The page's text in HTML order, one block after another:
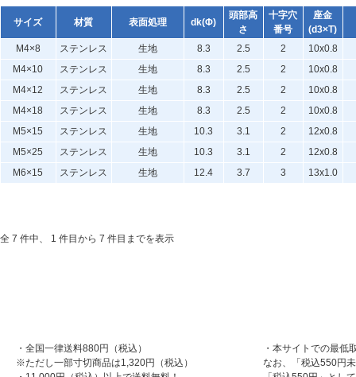
サイズ 材質 表面処理 dk(Φ)
頭部高
さ
十字穴
番号
座金
(d3×T)
M4×8
ステンレス 生地 8.3 2.5 2
10x0.8
M4×10
ステンレス 生地 8.3 2.5 2
10x0.8
M4×12
ステンレス 生地 8.3 2.5 2
10x0.8
M4×18
ステンレス 生地 8.3 2.5 2
10x0.8
M5×15
ステンレス 生地 10.3 3.1 2
12x0.8
M5×25
ステンレス 生地 10.3 3.1 2
12x0.8
M6×15
ステンレス 生地 12.4 3.7 3 13x1.0
全 7 件中、 1 件目から 7 件目までを表示
・全国一律送料880円（税込）
※ただし一部寸切商品は1,320円（税込）
・本サイトでの最低
なお、「税込550円